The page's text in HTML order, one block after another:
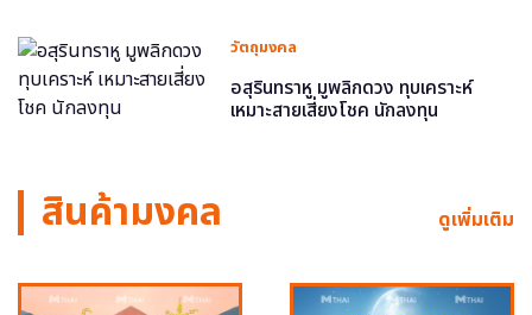
วัตถุมงคล
อสุรินทราหู มูพลิกดวง ทุบเคราะห์
เหมาะสายเสี่ยงโชค นักลงทุน
สินค้ามงคล ดูเพิ่มเติม